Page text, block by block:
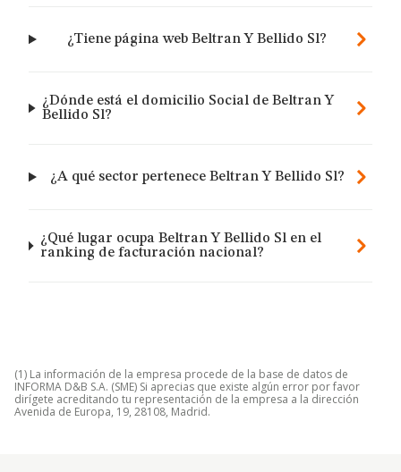
¿Tiene página web Beltran Y Bellido Sl?
¿Dónde está el domicilio Social de Beltran Y
Bellido Sl?
¿A qué sector pertenece Beltran Y Bellido Sl?
¿Qué lugar ocupa Beltran Y Bellido Sl en el
ranking de facturación nacional?
(1) La información de la empresa procede de la base de datos de
INFORMA D&B S.A. (SME) Si aprecias que existe algún error por favor
dirígete acreditando tu representación de la empresa a la dirección
Avenida de Europa, 19, 28108, Madrid.